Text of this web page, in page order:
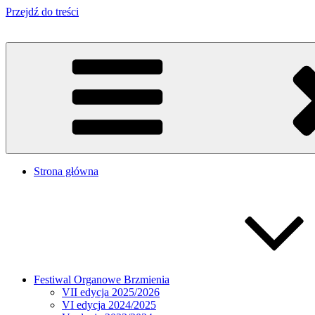
Przejdź do treści
Strona główna
Festiwal Organowe Brzmienia
VII edycja 2025/2026
VI edycja 2024/2025